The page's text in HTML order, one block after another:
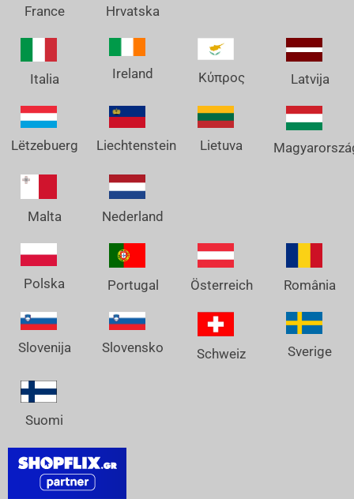
France Hrvatska
Italia Ireland Κύπρος Latvija
Lëtzebuerg Liechtenstein Lietuva
Malta Nederland
Polska Portugal Österreich România
Slovenija Slovensko Schweiz Sverige
Suomi